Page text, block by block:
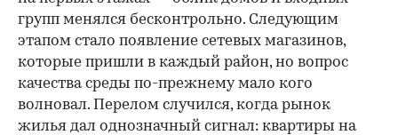
групп менялся бесконтрольно. Следующим
этапом стало появление сетевых магазинов,
которые пришли в каждый район, но вопрос
качества среды по-прежнему мало кого
волновал. Перелом случился, когда рынок
жилья дал однозначный сигнал: квартиры на